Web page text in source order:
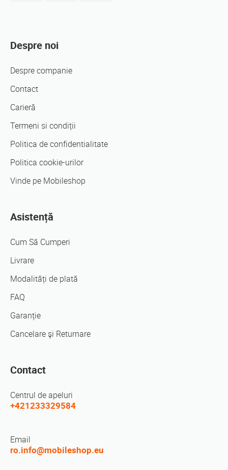
Despre noi
Despre companie
Contact
Carieră
Termeni si condiții
Politica de confidentialitate
Politica cookie-urilor
Vinde pe Mobileshop
Asistență
Cum Să Cumperi
Livrare
Modalități de plată
FAQ
Garanție
Cancelare şi Returnare
Contact
Centrul de apeluri
+421233329584
Email
ro.info@mobileshop.eu